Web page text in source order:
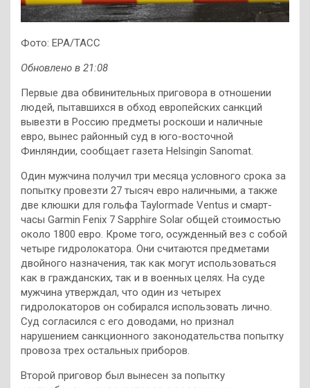
Фото: EPA/ТАСС
Обновлено в 21:08
Первые два обвинительных приговора в отношении
людей, пытавшихся в обход европейских санкций
вывезти в Россию предметы роскоши и наличные
евро, вынес районный суд в юго-восточной
Финляндии, сообщает газета Helsingin Sanomat.
Один мужчина получил три месяца условного срока за
попытку провезти 27 тысяч евро наличными, а также
две клюшки для гольфа Taylormade Ventus и смарт-
часы Garmin Fenix 7 Sapphire Solar общей стоимостью
около 1800 евро. Кроме того, осужденный вез с собой
четыре гидролокатора. Они считаются предметами
двойного назначения, так как могут использоваться
как в гражданских, так и в военных целях. На суде
мужчина утверждал, что один из четырех
гидролокаторов он собирался использовать лично.
Суд согласился с его доводами, но признал
нарушением санкционного законодательства попытку
провоза трех остальных приборов.
Второй приговор был вынесен за попытку